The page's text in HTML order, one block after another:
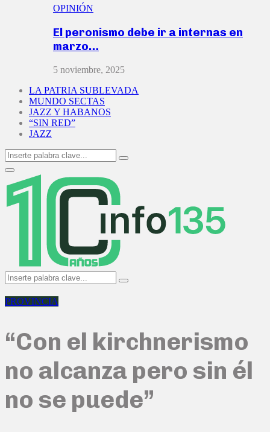
OPINIÓN
El peronismo debe ir a internas en
marzo…
5 noviembre, 2025
LA PATRIA SUBLEVADA
MUNDO SECTAS
JAZZ Y HABANOS
“SIN RED”
JAZZ
Search
for:
Search
Primary
Menu
Search
for:
Search
PROVINCIA
“Con el kirchnerismo
no alcanza pero sin él
no se puede”